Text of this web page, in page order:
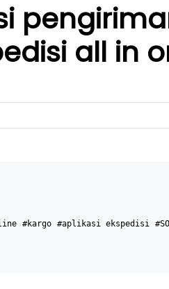
all in
#kargo #aplikasi ekspedisi